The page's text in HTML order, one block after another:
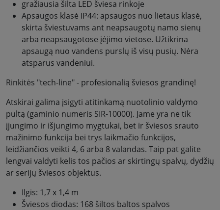
gražiausia šilta LED šviesa rinkoje
Apsaugos klasė IP44: apsaugos nuo lietaus klasė,
skirta šviestuvams ant neapsaugotų namo sienų
arba neapsaugotose įėjimo vietose. Užtikrina
apsaugą nuo vandens purslų iš visų pusių. Nėra
atsparus vandeniui.
Rinkitės "tech-line" - profesionalią šviesos grandinę!
Atskirai galima įsigyti atitinkamą nuotolinio valdymo
pultą (gaminio numeris SIR-10000). Jame yra ne tik
įjungimo ir išjungimo mygtukai, bet ir šviesos srauto
mažinimo funkcija bei trys laikmačio funkcijos,
leidžiančios veikti 4, 6 arba 8 valandas. Taip pat galite
lengvai valdyti kelis tos pačios ar skirtingų spalvų, dydžių
ar serijų šviesos objektus.
Ilgis: 1,7 x 1,4 m
Šviesos diodas: 168 šiltos baltos spalvos